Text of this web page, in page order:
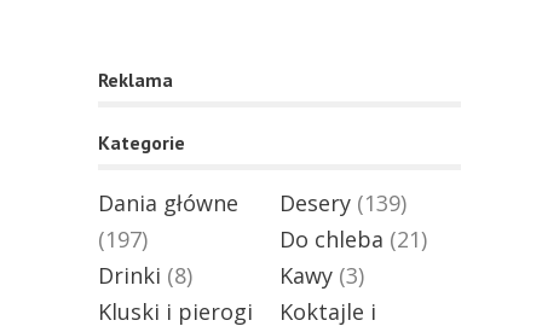
Reklama
Kategorie
Dania główne
(197)
Desery (139)
Do chleba (21)
Drinki (8) Kawy (3)
Kluski i pierogi
Koktajle i